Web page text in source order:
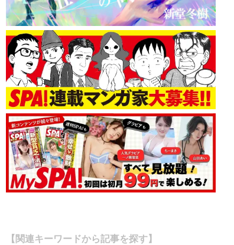
【関連キーワードから記事を探す】